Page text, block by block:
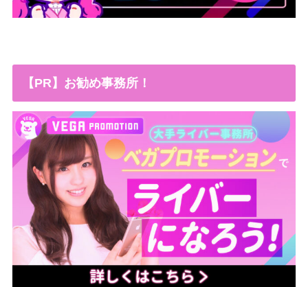
【PR】お勧め事務所！